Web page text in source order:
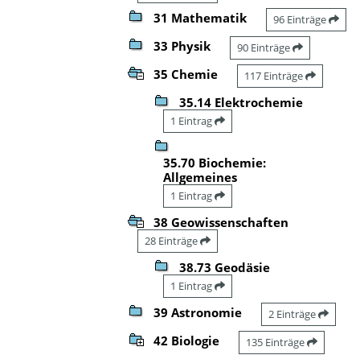
31 Mathematik 96 Einträge
33 Physik 90 Einträge
35 Chemie 117 Einträge
35.14 Elektrochemie
1 Eintrag
35.70 Biochemie:
Allgemeines
1 Eintrag
38 Geowissenschaften
28 Einträge
38.73 Geodäsie
1 Eintrag
39 Astronomie 2 Einträge
42 Biologie 135 Einträge